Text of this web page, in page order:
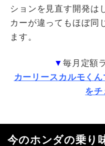
ションを見直す開発は
カーが違ってもほぼ同
ます。
▼ 毎月定額
カーリースカルモく
をチ
今のホンダの乗り